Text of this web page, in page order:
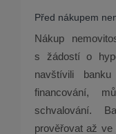
Před nákupem
Nákup
s žádostí o
navštívili
financování,
schvalování.
prověřovat až